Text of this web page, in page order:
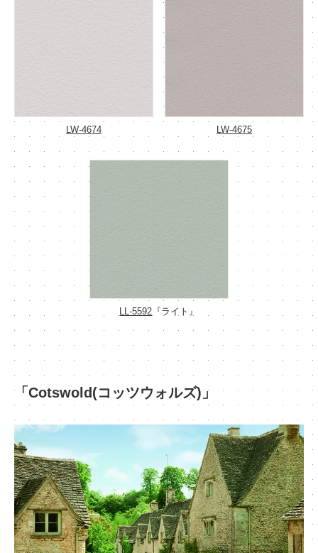
LW-4674 LW-4675
LL-5592 『ライト』
「Cotswold(コッツウォルズ)」